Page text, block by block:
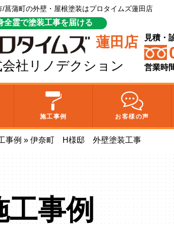
菖蒲町の外壁・屋根塗装はプロタイムズ蓮田店
全霊で塗装工事を届ける
蓮田店
社リノデクション
見積・
営業時
施工事例 お客様の声
事例 » 伊奈町 H様邸 外壁塗装工事
工事例